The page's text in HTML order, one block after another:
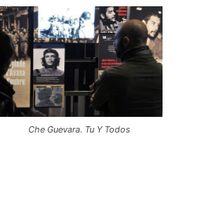
Che Guevara. Tu Y Todos